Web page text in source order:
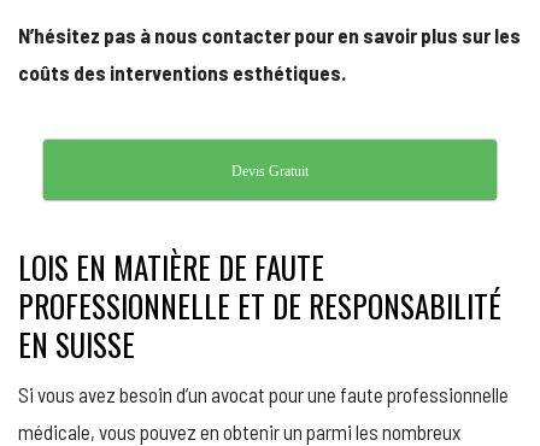
N’hésitez pas à nous contacter pour en savoir plus sur les
coûts des interventions esthétiques.
Devis Gratuit
LOIS EN MATIÈRE DE FAUTE
PROFESSIONNELLE ET DE RESPONSABILITÉ
EN SUISSE
Si vous avez besoin d’un avocat pour une faute professionnelle
médicale, vous pouvez en obtenir un parmi les nombreux